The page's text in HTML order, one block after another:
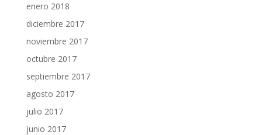
enero 2018
diciembre 2017
noviembre 2017
octubre 2017
septiembre 2017
agosto 2017
julio 2017
junio 2017